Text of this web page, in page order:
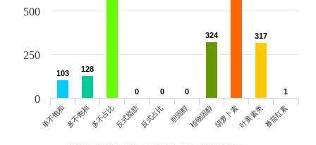
103
103 128
128
0
0 0
0 0
0
324
324 317
317
1
1
单不饱和多不饱和多不占比反式脂肪反式占比 胆固醇植物固醇胡萝卜素叶黄素类番茄红素
0
250
500